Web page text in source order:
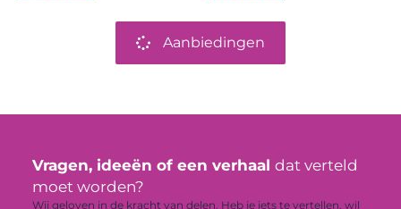
Aanbiedingen
Vragen, ideeën of een verhaal dat verteld
moet worden?
Wij geloven in de kracht van delen. Heb je iets te vertellen, wil